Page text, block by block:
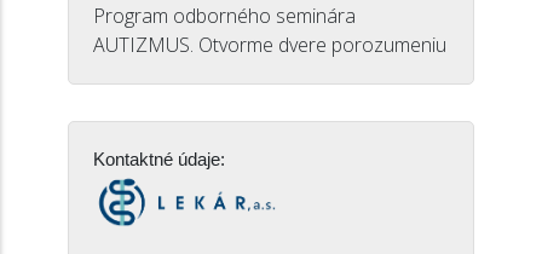
Program odborného seminára
AUTIZMUS. Otvorme dvere porozumeniu
Kontaktné údaje: